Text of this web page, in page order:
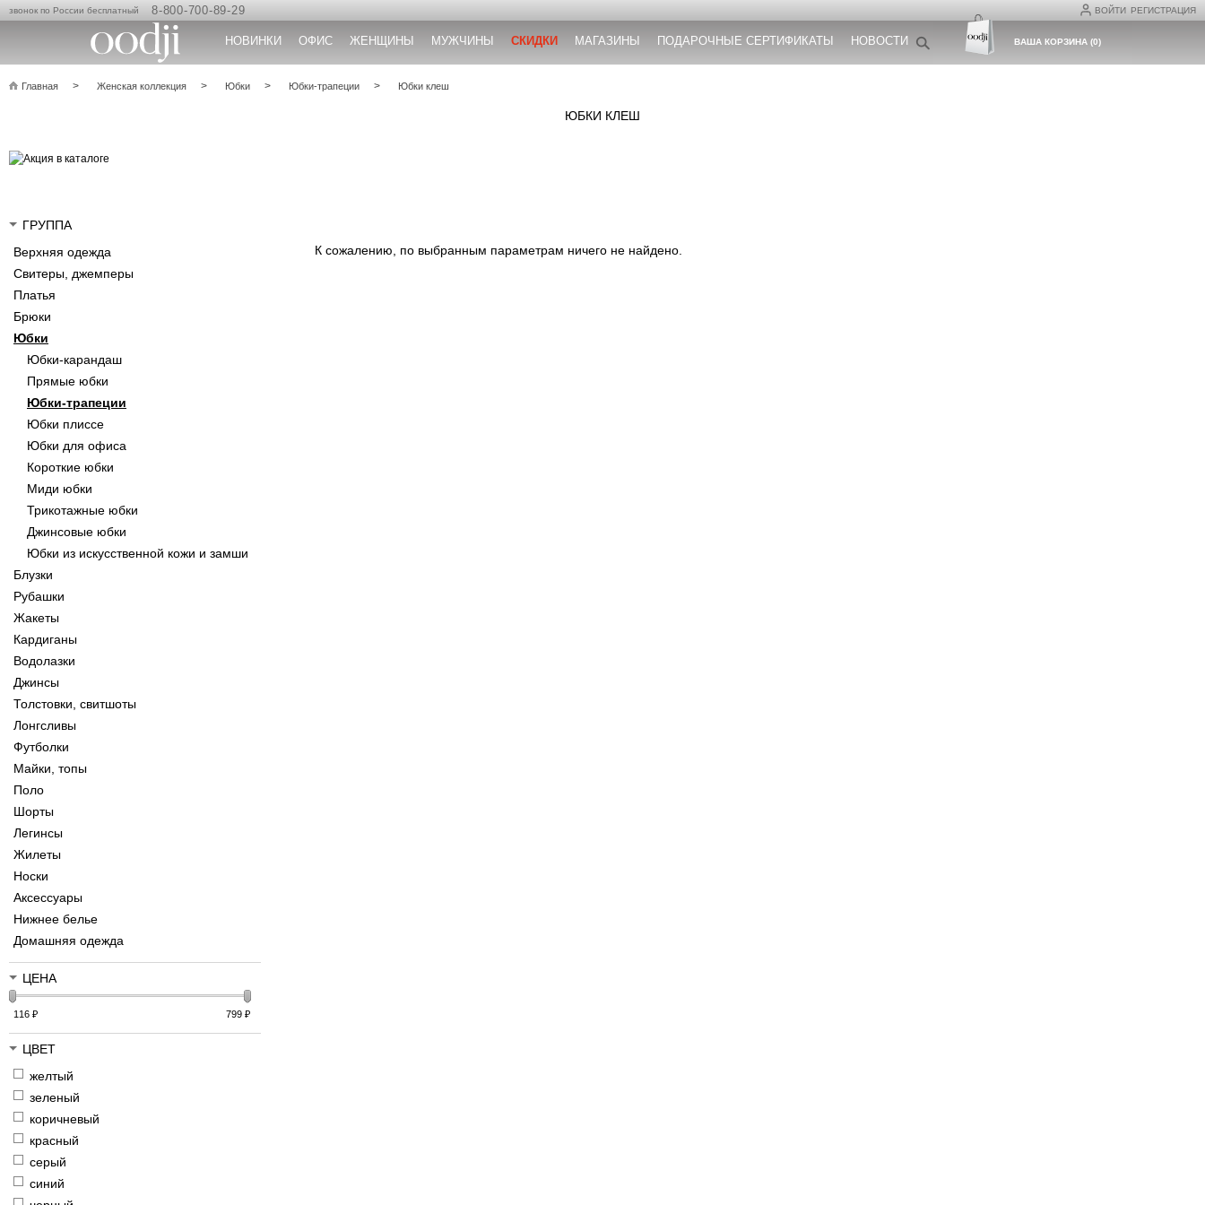
ВОЙТИ РЕГИСТРАЦИЯ
звонок по России бесплатный 8-800-700-89-29
НОВИНКИ ОФИС ЖЕНЩИНЫ МУЖЧИНЫ СКИДКИ МАГАЗИНЫ ПОДАРОЧНЫЕ СЕРТИФИКАТЫ НОВОСТИ ВАША КОРЗИНА(0)
Главная Женская коллекция Юбки Юбки-трапеции Юбки клеш
ЮБКИ КЛЕШ
ГРУППА
Верхняя одежда
Свитеры, джемперы
Платья
Брюки
Юбки
Юбки-карандаш
Прямые юбки
Юбки-трапеции
Юбки плиссе
Юбки для офиса
Короткие юбки
Миди юбки
Трикотажные юбки
Джинсовые юбки
Юбки из искусственной кожи и замши
Блузки
Рубашки
Жакеты
Кардиганы
Водолазки
Джинсы
Толстовки, свитшоты
Лонгсливы
Футболки
Майки, топы
Поло
Шорты
Легинсы
Жилеты
Носки
Аксессуары
Нижнее белье
Домашняя одежда
ЦЕНА
116 ₽ 799₽
ЦВЕТ
желтый
зеленый
коричневый
красный
серый
синий
К сожалению, по выбранным параметрам ничего не найдено.